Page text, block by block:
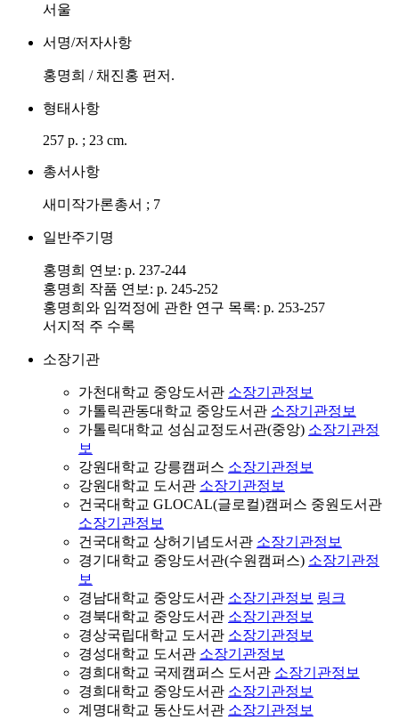
서울
서명/저자사항
홍명희 / 채진홍 편저.
형태사항
257 p. ; 23 cm.
총서사항
새미작가론총서 ; 7
일반주기명
홍명희 연보: p. 237-244
홍명희 작품 연보: p. 245-252
홍명희와 임꺽정에 관한 연구 목록: p. 253-257
서지적 주 수록
소장기관
가천대학교 중앙도서관 소장기관정보
가톨릭관동대학교 중앙도서관 소장기관정보
가톨릭대학교 성심교정도서관(중앙) 소장기관정
보
강원대학교 강릉캠퍼스 소장기관정보
강원대학교 도서관 소장기관정보
건국대학교 GLOCAL(글로컬)캠퍼스 중원도서관
소장기관정보
건국대학교 상허기념도서관 소장기관정보
경기대학교 중앙도서관(수원캠퍼스) 소장기관정
보
경남대학교 중앙도서관 소장기관정보 링크
경북대학교 중앙도서관 소장기관정보
경상국립대학교 도서관 소장기관정보
경성대학교 도서관 소장기관정보
경희대학교 국제캠퍼스 도서관 소장기관정보
경희대학교 중앙도서관 소장기관정보
계명대학교 동산도서관 소장기관정보